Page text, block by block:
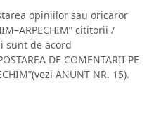
opiniilor sau oricaror
cititorii /
sunt de acord
DE COMENTARII PE
ANUNT NR. 15).